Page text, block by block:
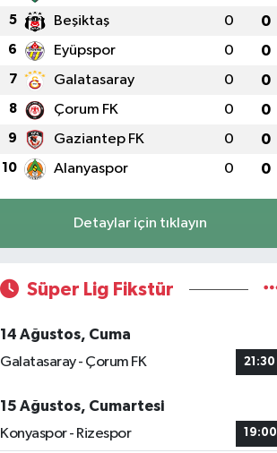
5 Beşiktaş 0 0
6 Eyüpspor 0 0
7 Galatasaray 0 0
8 Çorum FK 0 0
9 Gaziantep FK 0 0
10 Alanyaspor 0 0
Detaylar için tıklayın
Süper Lig Fikstür
14 Ağustos, Cuma
Galatasaray - Çorum FK
21:30
15 Ağustos, Cumartesi
Konyaspor - Rizespor
19:00